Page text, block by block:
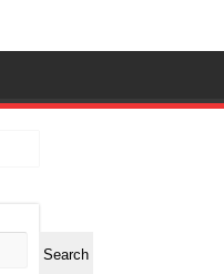
Search